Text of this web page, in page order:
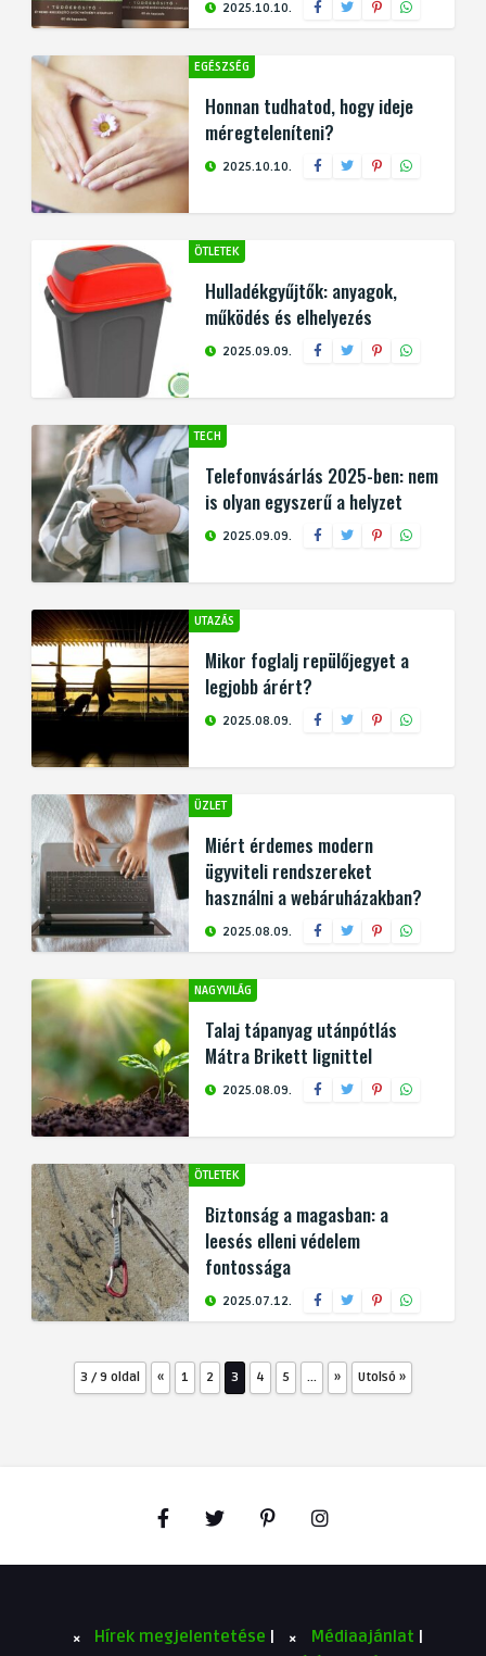
2025.10.10.
EGÉSZSÉG
Honnan tudhatod, hogy ideje
méregteleníteni?
2025.10.10.
ÖTLETEK
Hulladékgyűjtők: anyagok,
működés és elhelyezés
2025.09.09.
TECH
Telefonvásárlás 2025-ben: nem
is olyan egyszerű a helyzet
2025.09.09.
UTAZÁS
Mikor foglalj repülőjegyet a
legjobb árért?
2025.08.09.
ÜZLET
Miért érdemes modern
ügyviteli rendszereket
használni a webáruházakban?
2025.08.09.
NAGYVILÁG
Talaj tápanyag utánpótlás
Mátra Brikett lignittel
2025.08.09.
ÖTLETEK
Biztonság a magasban: a
leesés elleni védelem
fontossága
2025.07.12.
3 / 9 oldal « 1 2 3 4 5 ... » Utolsó »
Hírek megjelentetése | Médiaajánlat |